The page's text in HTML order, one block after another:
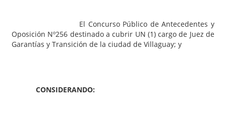
El Concurso Público de Antecedentes y
Oposición Nº256 destinado a cubrir UN (1) cargo de Juez de
Garantías y Transición de la ciudad de Villaguay; y
CONSIDERANDO: